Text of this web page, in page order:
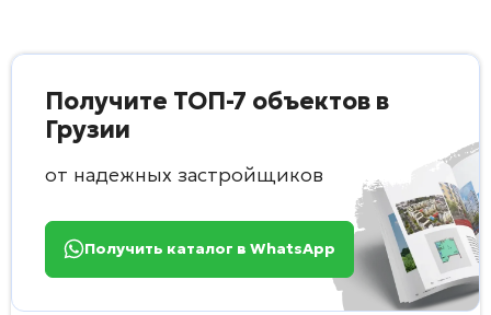
Получите ТОП-7 объектов в
Грузии
от надежных застройщиков
Получить каталог в WhatsApp